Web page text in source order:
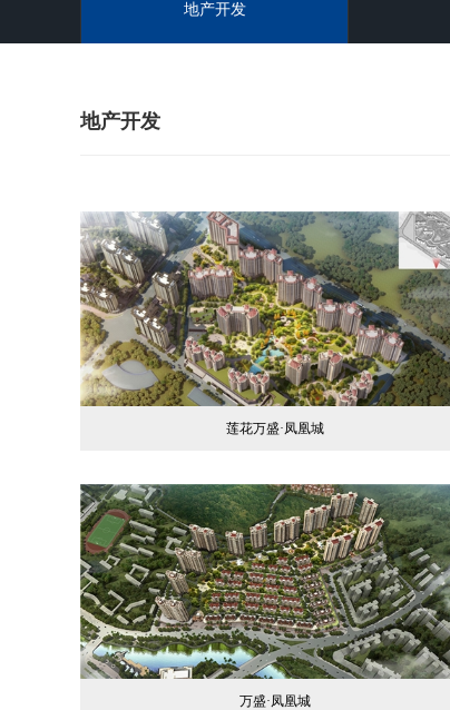
地产开发
地产开发
莲花万盛·凤凰城
万盛·凤凰城